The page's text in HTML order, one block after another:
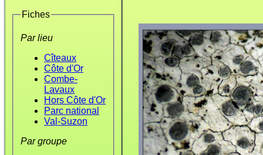
Fiches
Par lieu
Cîteaux
Côte d'Or
Combe-
Lavaux
Hors Côte d'Or
Parc national
Val-Suzon
Par groupe